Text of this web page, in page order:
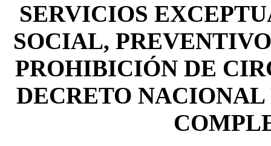
SERVICIOS
SOCIAL,
PROHIBICIÓN DE
DECRETO NACIONAL